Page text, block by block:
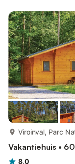
genieten van de
op de Eau Noir in
Viroinval, Parc
Vakantiehuis •
8,0